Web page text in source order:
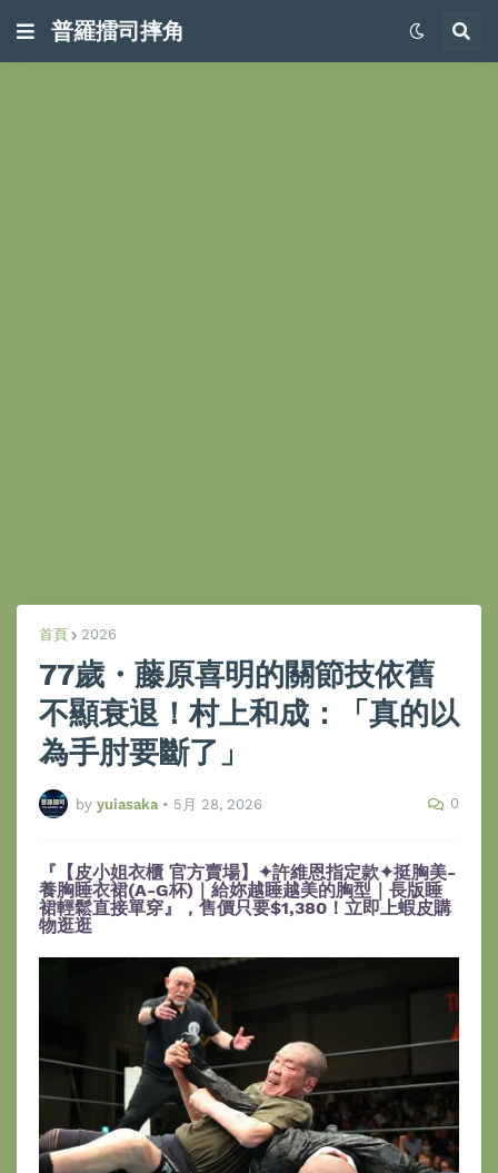
普羅擂司摔角
首頁 2026
77歲・藤原喜明的關節技依舊
不顯衰退！村上和成：「真的以
為手肘要斷了」
by yuiasaka • 5月 28, 2026 0
『【皮小姐衣櫃 官方賣場】✦許維恩指定款✦挺胸美-
養胸睡衣裙(A-G杯)｜給妳越睡越美的胸型｜長版睡
裙輕鬆直接單穿』，售價只要$1,380！立即上蝦皮購
物逛逛